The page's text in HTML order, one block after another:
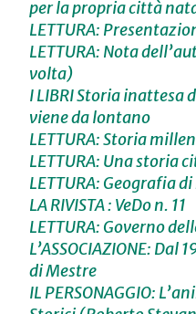
per la propria città
LETTURA:
LETTURA: Nota
volta)
I LIBRI Storia inattesa
viene da lontano
LETTURA: Storia
LETTURA: Una storia
LETTURA: Geografia
LA RIVISTA : VeDo n. 11
LETTURA: Governo
L’ASSOCIAZIONE:
di Mestre
IL PERSONAGGIO: